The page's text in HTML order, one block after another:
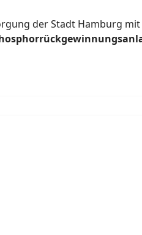
der Stadt Hamburg